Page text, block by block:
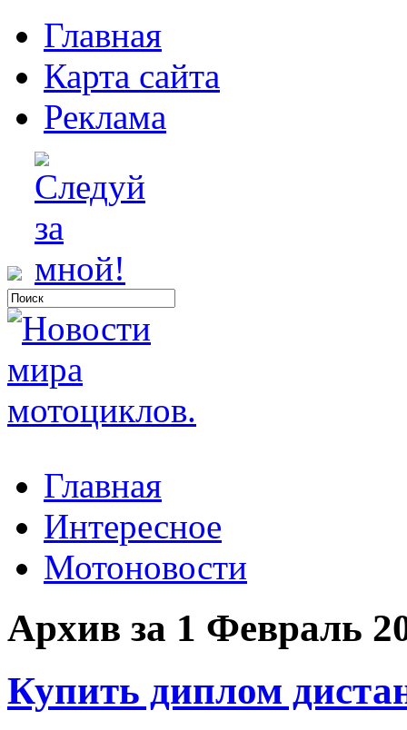
Главная
Карта сайта
Реклама
Главная
Интересное
Мотоновости
Архив за 1 Февраль
Купить диплом